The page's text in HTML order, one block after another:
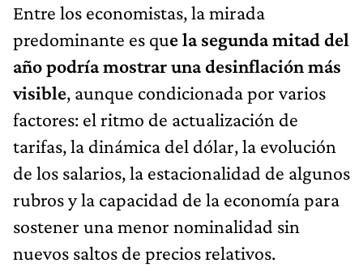
Entre los economistas, la mirada
predominante es que la segunda mitad del
año podría mostrar una desinflación más
visible, aunque condicionada por varios
factores: el ritmo de actualización de
tarifas, la dinámica del dólar, la evolución
de los salarios, la estacionalidad de algunos
rubros y la capacidad de la economía para
sostener una menor nominalidad sin
nuevos saltos de precios relativos.